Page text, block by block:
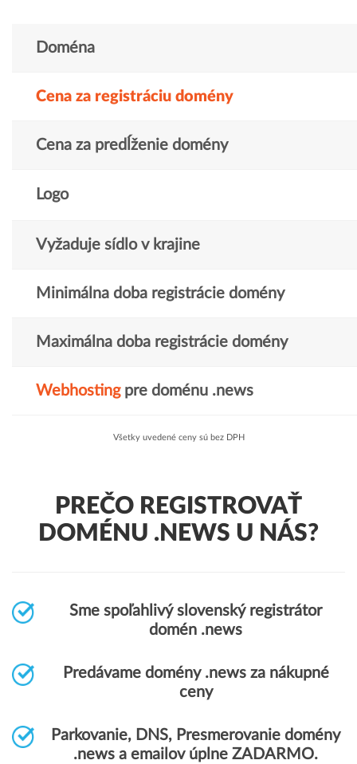
Doména
Cena za registráciu domény
Cena za predĺženie domény
Logo
Vyžaduje sídlo v krajine
Minimálna doba registrácie domény
Maximálna doba registrácie domény
Webhostingpre doménu .news
Všetky uvedené ceny sú bez DPH
PREČO REGISTROVAŤ
DOMÉNU .NEWS U NÁS?
Sme spoľahlivý slovenský registrátor
domén .news
Predávame domény .news za nákupné
ceny
Parkovanie, DNS, Presmerovanie domény
.news a emailov úplne ZADARMO.